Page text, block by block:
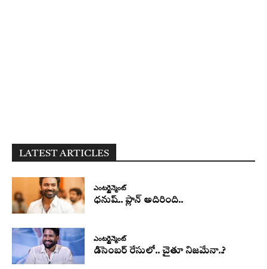
LATEST ARTICLES
ఎంటర్టైన్మెంట్
ధనుష్‌.. ప్లాన్ అదిరింది..
ఎంటర్టైన్మెంట్
డిసెంబర్ రేసులో.. చైతూ నిజమేనా..?